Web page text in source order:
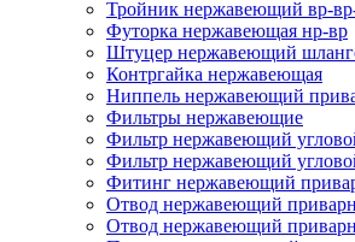
Тройник нержавеющий вр-
Футорка нержавеющая нр-вр
Штуцер нержавеющий
Контргайка нержавеющая
Ниппель нержавеющий
Фильтры нержавеющие
Фильтр нержавеющий
Фильтр нержавеющий
Фитинг нержавеющий
Отвод нержавеющий
Отвод нержавеющий